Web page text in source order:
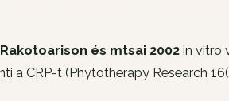
és mtsai 2002 in vitro
a CRP-t (Phytotherapy Research